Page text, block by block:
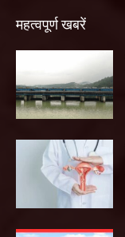
महत्वपूर्ण खबरें